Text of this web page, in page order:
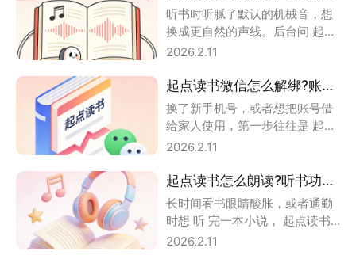
2026.2.11
听书时听腻了默认的机械音，想
换成更自然的声线。后台问 起点
读书怎么切换声音 的用户越来越
起点读书微信怎么解绑?账号换绑与授权解除全步骤
2026.2.11
换了新手机号，或者想把账号借
给家人使用，第一步往往是 起点
读书微信怎么解绑 。小编把解绑
起点读书怎么朗读?听书功能开启与使用指南
2026.2.11
长时间看书眼睛酸胀，或者通勤
时想 听 完一本小说， 起点读书
怎么朗读 就成了刚需功能。小编